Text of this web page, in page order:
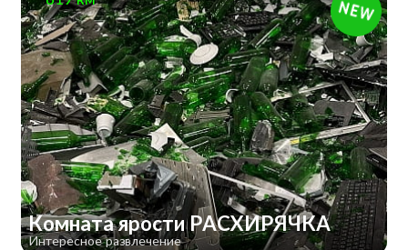
Комната ярости РАСХИРЯЧКА
Интересное развлечение